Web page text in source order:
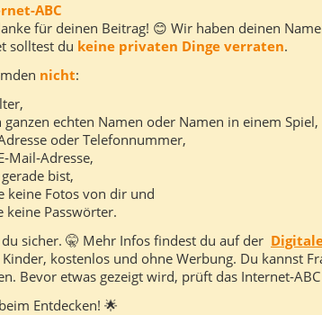
ABC
für deinen Beitrag! 😊 Wir haben deinen
solltest du keine privaten Dinge verraten.
nicht:
ganzen echten Namen oder Namen in einem Spiel,
oder Telefonnummer,
bist,
keine Fotos von dir und
keine Passwörter.
sicher. 🤫 Mehr Infos findest du auf der
kostenlos und ohne Werbung. Du kannst
Bevor etwas gezeigt wird, prüft das
Entdecken! 🌟